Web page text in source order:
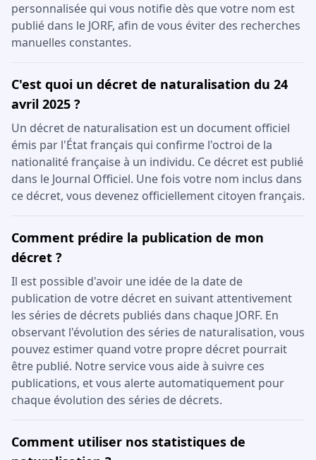
personnalisée qui vous notifie dès que votre nom est
publié dans le JORF, afin de vous éviter des recherches
manuelles constantes.
C'est quoi un décret de naturalisation du 24
avril 2025 ?
Un décret de naturalisation est un document officiel
émis par l'État français qui confirme l'octroi de la
nationalité française à un individu. Ce décret est publié
dans le Journal Officiel. Une fois votre nom inclus dans
ce décret, vous devenez officiellement citoyen français.
Comment prédire la publication de mon
décret ?
Il est possible d'avoir une idée de la date de
publication de votre décret en suivant attentivement
les séries de décrets publiés dans chaque JORF. En
observant l'évolution des séries de naturalisation, vous
pouvez estimer quand votre propre décret pourrait
être publié. Notre service vous aide à suivre ces
publications, et vous alerte automatiquement pour
chaque évolution des séries de décrets.
Comment utiliser nos statistiques de